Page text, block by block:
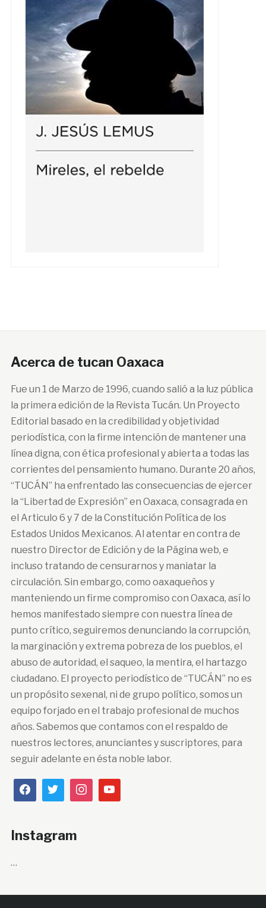
Acerca de tucan Oaxaca
Fue un 1 de Marzo de 1996, cuando salió a la luz pública
la primera edición de la Revista Tucán. Un Proyecto
Editorial basado en la credibilidad y objetividad
periodística, con la firme intención de mantener una
línea digna, con ética profesional y abierta a todas las
corrientes del pensamiento humano. Durante 20 años,
“TUCÁN” ha enfrentado las consecuencias de ejercer
la “Libertad de Expresión” en Oaxaca, consagrada en
el Articulo 6 y 7 de la Constitución Política de los
Estados Unidos Mexicanos. Al atentar en contra de
nuestro Director de Edición y de la Página web, e
incluso tratando de censurarnos y maniatar la
circulación. Sin embargo, como oaxaqueños y
manteniendo un firme compromiso con Oaxaca, así lo
hemos manifestado siempre con nuestra línea de
punto crítico, seguiremos denunciando la corrupción,
la marginación y extrema pobreza de los pueblos, el
abuso de autoridad, el saqueo, la mentira, el hartazgo
ciudadano. El proyecto periodístico de “TUCÁN” no es
un propósito sexenal, ni de grupo político, somos un
equipo forjado en el trabajo profesional de muchos
años. Sabemos que contamos con el respaldo de
nuestros lectores, anunciantes y suscriptores, para
seguir adelante en ésta noble labor.
Instagram
…